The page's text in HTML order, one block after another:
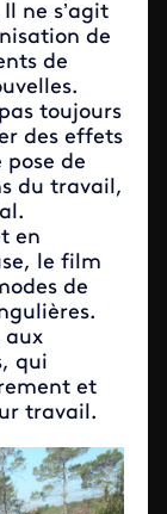
ne s’agit
de
de
toujours
des effets
pose de
du travail,
en
le film
de
aux
qui
et
travail.